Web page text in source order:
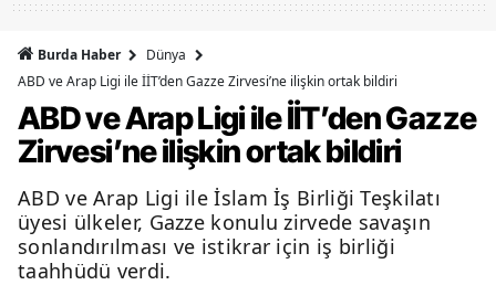
Burda Haber
Dünya
ABD ve Arap Ligi ile İİT’den Gazze Zirvesi’ne ilişkin ortak bildiri
ABD ve Arap Ligi ile İİT’den Gazze
Zirvesi’ne ilişkin ortak bildiri
ABD ve Arap Ligi ile İslam İş Birliği Teşkilatı
üyesi ülkeler, Gazze konulu zirvede savaşın
sonlandırılması ve istikrar için iş birliği
taahhüdü verdi.